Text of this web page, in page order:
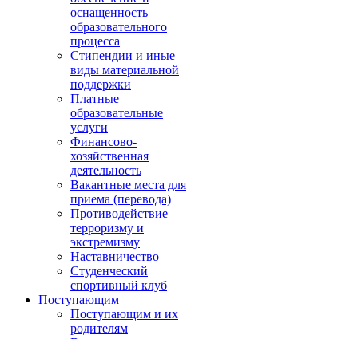
оснащенность
образовательного
процесса
Стипендии и иные
виды материальной
поддержки
Платные
образовательные
услуги
Финансово-
хозяйственная
деятельность
Вакантные места для
приема (перевода)
Противодействие
терроризму и
экстремизму
Наставничество
Студенческий
спортивный клуб
Поступающим
Поступающим и их
родителям